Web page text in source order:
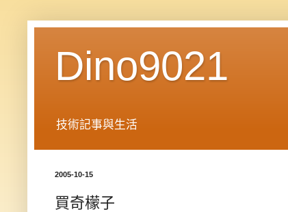
Dino9021
技術記事與生活
2005-10-15
買奇檬子